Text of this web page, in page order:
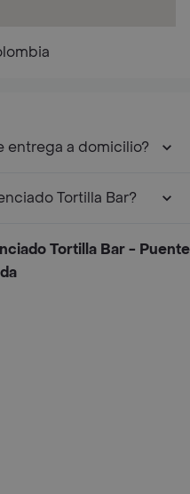
entrega a domicilio?
Tortilla Bar?
Tortilla Bar - Puente